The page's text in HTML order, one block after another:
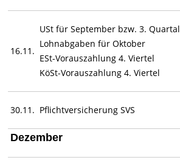
16.11.
USt für September bzw. 3. Quartal
Lohnabgaben für Oktober
ESt-Vorauszahlung 4. Viertel
KöSt-Vorauszahlung 4. Viertel
30.11. Pflichtversicherung SVS
Dezember